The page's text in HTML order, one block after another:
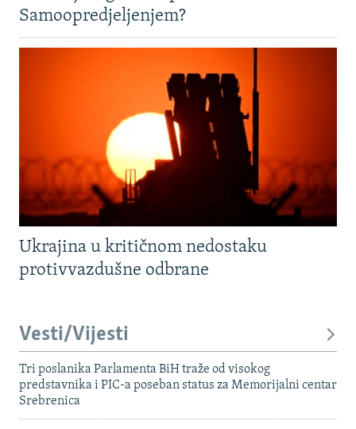
Samoopredjeljenjem?
Ukrajina u kritičnom nedostaku
protivvazdušne odbrane
Vesti/Vijesti
Tri poslanika Parlamenta BiH traže od visokog
predstavnika i PIC-a poseban status za Memorijalni centar
Srebrenica